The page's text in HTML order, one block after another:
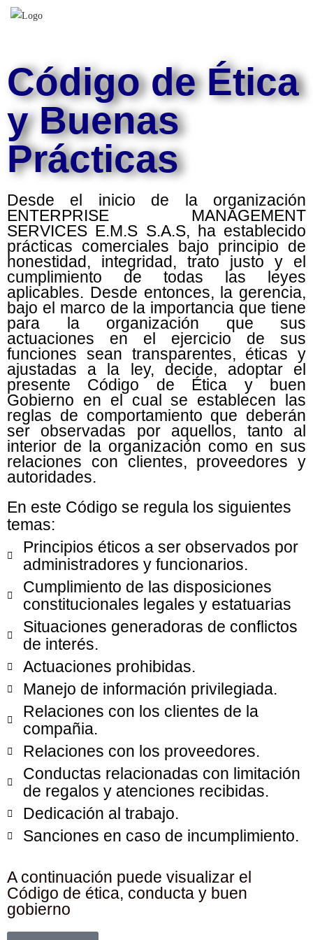
Código de Ética
y Buenas
Prácticas
Desde el inicio de la organización
ENTERPRISE MANAGEMENT
SERVICES E.M.S S.A.S, ha establecido
prácticas comerciales bajo principio de
honestidad, integridad, trato justo y el
cumplimiento de todas las leyes
aplicables. Desde entonces, la gerencia,
bajo el marco de la importancia que tiene
para la organización que sus
actuaciones en el ejercicio de sus
funciones sean transparentes, éticas y
ajustadas a la ley, decide, adoptar el
presente Código de Ética y buen
Gobierno en el cual se establecen las
reglas de comportamiento que deberán
ser observadas por aquellos, tanto al
interior de la organización como en sus
relaciones con clientes, proveedores y
autoridades.
En este Código se regula los siguientes
temas:
Principios éticos a ser observados por
administradores y funcionarios.
Cumplimiento de las disposiciones
constitucionales legales y estatuarias
Situaciones generadoras de conflictos
de interés.
Actuaciones prohibidas.
Manejo de información privilegiada.
Relaciones con los clientes de la
compañia.
Relaciones con los proveedores.
Conductas relacionadas con limitación
de regalos y atenciones recibidas.
Dedicación al trabajo.
Sanciones en caso de incumplimiento.
A continuación puede visualizar el
Código de ética, conducta y buen
gobierno